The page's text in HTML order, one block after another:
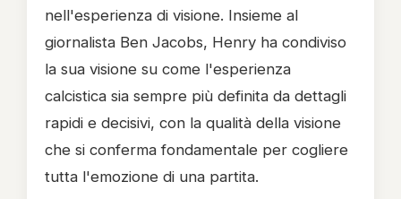
nell'esperienza di visione. Insieme al
giornalista Ben Jacobs, Henry ha condiviso
la sua visione su come l'esperienza
calcistica sia sempre più definita da dettagli
rapidi e decisivi, con la qualità della visione
che si conferma fondamentale per cogliere
tutta l'emozione di una partita.